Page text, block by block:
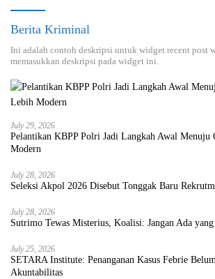
Berita Kriminal
Ini adalah contoh deskripsi untuk widget recent post
memasukkan deskripsi pada widget ini.
July 29, 2026
Pelantikan KBPP Polri Jadi Langkah Awal Menuju
Modern
July 28, 2026
Seleksi Akpol 2026 Disebut Tonggak Baru
July 28, 2026
Sutrimo Tewas Misterius, Koalisi: Jangan Ada
July 25, 2026
SETARA Institute: Penanganan Kasus Febrie
Akuntabilitas